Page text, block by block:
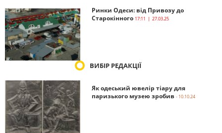
Ринки Одеси: від Привозу до
Старокінного 17:11 | 27.03.25
ВИБІР РЕДАКЦІЇ
Як одеський ювелір тіару для
паризького музею зробив - 10.10.24